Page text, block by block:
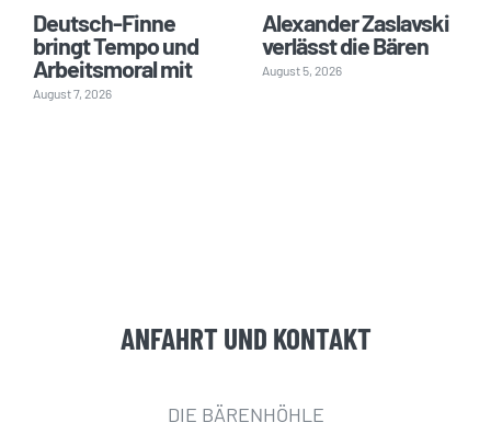
Deutsch-Finne
bringt Tempo und
Arbeitsmoral mit
August 7, 2026
Alexander Zaslavski
verlässt die Bären
August 5, 2026
ANFAHRT UND KONTAKT
DIE BÄRENHÖHLE